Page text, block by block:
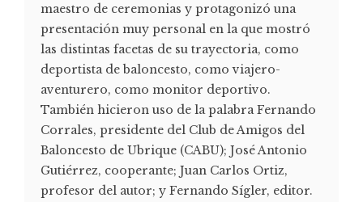
maestro de ceremonias y protagonizó una
presentación muy personal en la que mostró
las distintas facetas de su trayectoria, como
deportista de baloncesto, como viajero-
aventurero, como monitor deportivo.
También hicieron uso de la palabra Fernando
Corrales, presidente del Club de Amigos del
Baloncesto de Ubrique (CABU); José Antonio
Gutiérrez, cooperante; Juan Carlos Ortiz,
profesor del autor; y Fernando Sígler, editor.